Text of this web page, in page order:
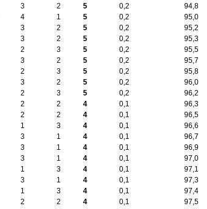
3 2 5 0,2 94,8
4 1 5 0,2 95,0
3 2 5 0,2 95,2
3 2 5 0,2 95,3
2 3 5 0,2 95,5
3 2 5 0,2 95,7
2 3 5 0,2 95,8
3 2 5 0,2 96,0
2 3 5 0,2 96,2
2 2 4 0,1 96,3
2 2 4 0,1 96,5
1 3 4 0,1 96,6
3 1 4 0,1 96,7
3 1 4 0,1 96,9
3 1 4 0,1 97,0
1 3 4 0,1 97,1
3 1 4 0,1 97,3
1 3 4 0,1 97,4
2 2 4 0,1 97,5